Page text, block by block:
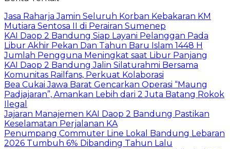
Jasa Raharja Jamin Seluruh Korban Kebakaran KM
Mutiara Sentosa II di Perairan Sumenep
KAI Daop 2 Bandung Siap Layani Pelanggan Pada
Libur Akhir Pekan Dan Tahun Baru Islam 1448 H
Jumlah Pengguna Meningkat saat Libur Panjang
KAI Daop 2 Bandung Jalin Silaturahmi Bersama
Komunitas Railfans, Perkuat Kolaborasi
Bea Cukai Jawa Barat Gencarkan Operasi “Maung
Padjajaran”, Amankan Lebih dari 2 Juta Batang Rokok
Ilegal
Jajaran Manajemen KAI Daop 2 Bandung Pastikan
Keselamatan Perjalanan KA
Penumpang Commuter Line Lokal Bandung Lebaran
2026 Tumbuh 6% Dibanding Tahun Lalu